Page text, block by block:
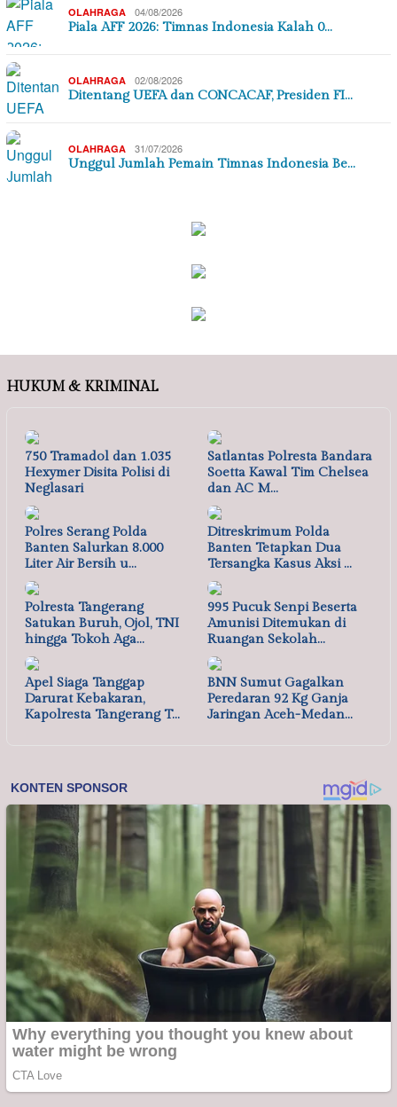
OLAHRAGA 04/08/2026
Piala AFF 2026: Timnas Indonesia Kalah 0…
OLAHRAGA 02/08/2026
Ditentang UEFA dan CONCACAF, Presiden FI…
OLAHRAGA 31/07/2026
Unggul Jumlah Pemain Timnas Indonesia Be…
HUKUM & KRIMINAL
750 Tramadol dan 1.035
Hexymer Disita Polisi di
Neglasari
Satlantas Polresta Bandara
Soetta Kawal Tim Chelsea
dan AC M…
Polres Serang Polda
Banten Salurkan 8.000
Liter Air Bersih u…
Ditreskrimum Polda
Banten Tetapkan Dua
Tersangka Kasus Aksi …
Polresta Tangerang
Satukan Buruh, Ojol, TNI
hingga Tokoh Aga…
995 Pucuk Senpi Beserta
Amunisi Ditemukan di
Ruangan Sekolah…
Apel Siaga Tanggap
Darurat Kebakaran,
Kapolresta Tangerang T…
BNN Sumut Gagalkan
Peredaran 92 Kg Ganja
Jaringan Aceh-Medan…